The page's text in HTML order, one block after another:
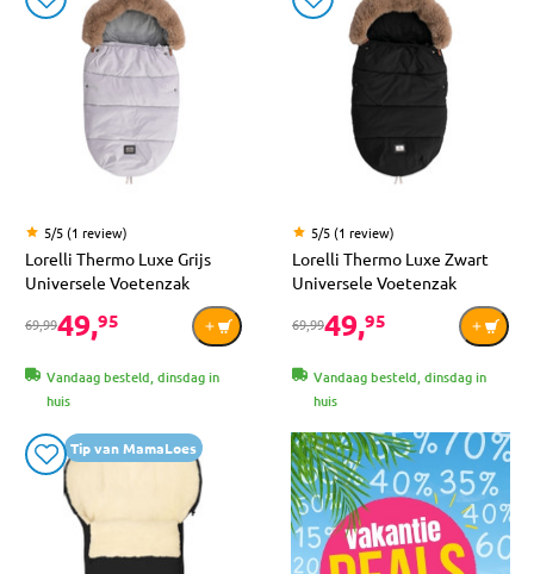
5/5 (1 review)
Lorelli Thermo Luxe Grijs
Universele Voetenzak
69,9949,95
Vandaag besteld, dinsdag in
huis
5/5 (1 review)
Lorelli Thermo Luxe Zwart
Universele Voetenzak
69,9949,95
Vandaag besteld, dinsdag in
huis
Tip van MamaLoes